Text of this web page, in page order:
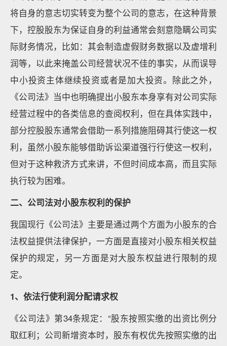
将自身的意志切实转变为整个公司的意志，在这种背景
下，控股股东为保证自身的利益通常会刻意隐瞒公司实
际财务情况，比如：其会制造虚假财务数据以及虚增利
润等，以此来掩盖公司经营状况不佳的事实，从而误导
中小投资主体继续投资或者是加大投资。除此之外，
《公司法》当中也明确提出小股东本身享有对公司实际
经营过程中的各类信息的查阅权利，但在具体实践中，
部分控股股东通常会借助一系列措施阻碍其行使这一权
利，虽然小股东能够借助诉讼渠道强行行使这一权利，
但对于这种救济方式来讲，不但时间成本高，而且实际
执行较为困难。
二、公司法对小股东权利的保护
我国现行《公司法》主要是通过两个方面为小股东的合
法权益提供法律保护，一方面是直接对小股东相关权益
保护的规定，另一方面是对大股东权益进行限制的规
定。
1、依法行使利润分配请求权
《公司法》第34条规定：“股东按照实缴的出资比例分
取红利；公司新增资本时，股东有权优先按照实缴的出